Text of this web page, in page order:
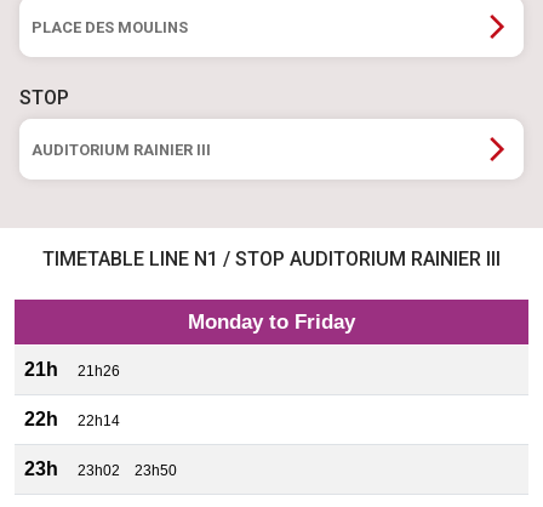
PLACE DES MOULINS
STOP
AUDITORIUM RAINIER III
TIMETABLE LINE N1 / STOP AUDITORIUM RAINIER III
Monday to Friday
21h 21h26
22h 22h14
23h 23h02 23h50